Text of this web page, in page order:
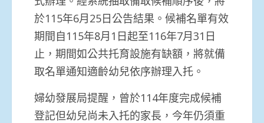
於115年6月25日公告結果。候補名單有效
期間自115年8月1日起至116年7月31日
止，期間如公共托育設施有缺額，將就備
取名單通知適齡幼兒依序辦理入托。
婦幼發展局提醒，曾於114年度完成候補
登記但幼兒尚未入托的家長，今年仍須重